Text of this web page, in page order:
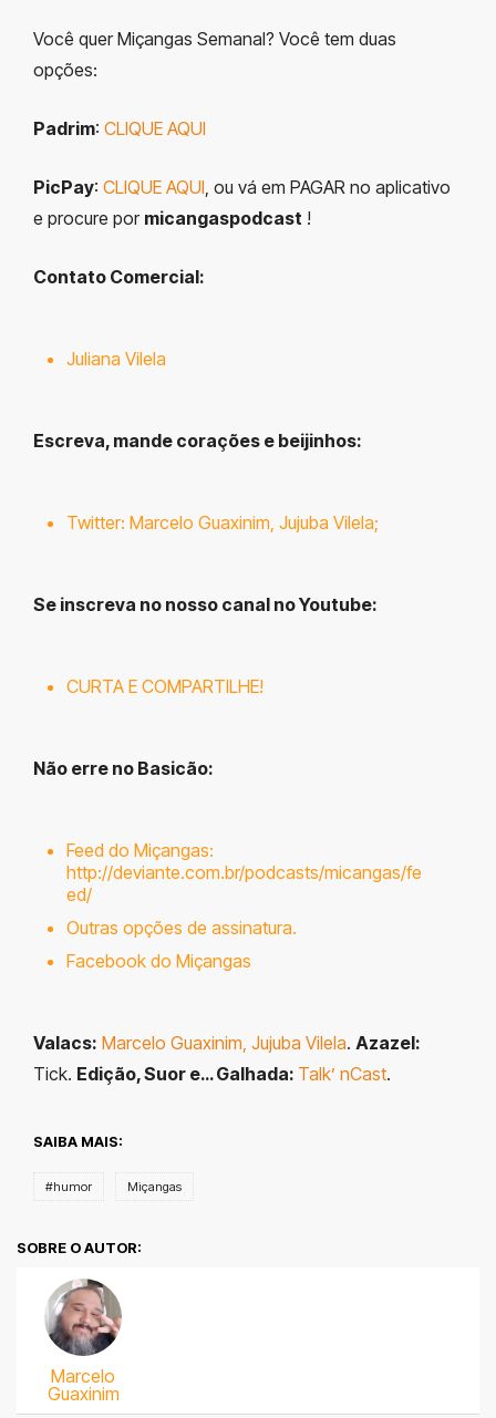
Você quer Miçangas Semanal? Você tem duas
opções:
Padrim: CLIQUE AQUI
PicPay: CLIQUE AQUI , ou vá em PAGAR no aplicativo
e procure por micangaspodcast !
Contato Comercial:
Juliana Vilela
Escreva, mande corações e beijinhos:
Twitter: Marcelo Guaxinim Jujuba Vilela;
Se inscreva no nosso canal no Youtube:
CURTA E COMPARTILHE!
Não erre no Basicão:
Feed do Miçangas:
http://deviante.com.br/podcasts/micangas/fe
ed/
Outras opções de assinatura.
Facebook do Miçangas
Valacs: Marcelo Guaxinim, Jujuba Vilela. Azazel:
Tick. Edição, Suor e… Galhada: Talk’ nCast.
SAIBA MAIS:
#humor Miçangas
SOBRE O AUTOR:
Marcelo
Guaxinim